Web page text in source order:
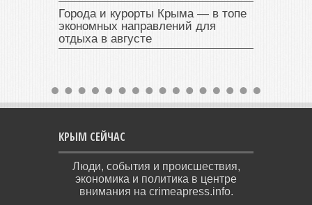
Города и курорты Крыма — в топе
экономных направлений для
отдыха в августе
КРЫМ СЕЙЧАС
Люди, события и происшествия,
экономика и политика в центре
внимания на crimeapress.info.